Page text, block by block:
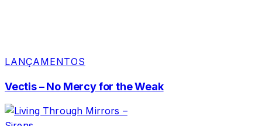
LANÇAMENTOS
Vectis – No Mercy for the Weak